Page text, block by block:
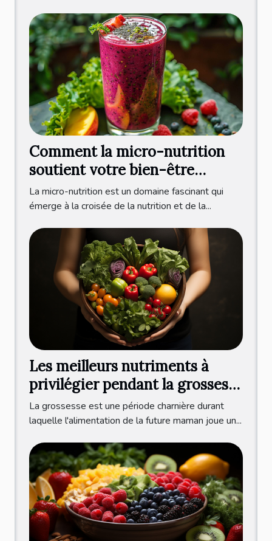
Comment la micro-nutrition
soutient votre bien-être
quotidien
La micro-nutrition est un domaine fascinant qui
émerge à la croisée de la nutrition et de la...
Les meilleurs nutriments à
privilégier pendant la grossesse
pour le développement optimal
du bébé
La grossesse est une période charnière durant
laquelle l'alimentation de la future maman joue un...